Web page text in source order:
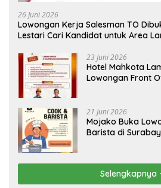
26 Juni 2026
Lowongan Kerja Salesman TO
Lestari Cari Kandidat untuk Area
23 Juni 2026
Hotel Mahkota
Lowongan Front
21 Juni 2026
Mojako Buka
Barista di
Selengkapnya